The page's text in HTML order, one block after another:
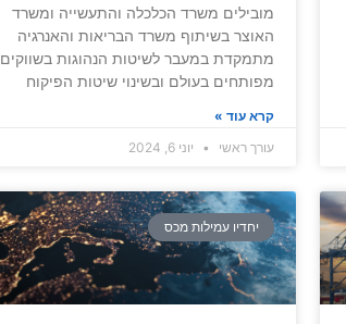
מובילים משרד הכלכלה והתעשייה ומשרד
האוצר בשיתוף משרד הבריאות והאנרגיה
מתמקדת במעבר לשיטות הנהוגות בשווקים
מפותחים בעולם ובשינוי שיטות הפיקוח
קרא עוד »
עורך ראשי
יוני 6, 2024
יחדיו עמילות מכס